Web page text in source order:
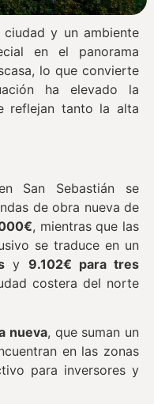
y un ambiente
en el panorama
lo que convierte
ha elevado la
reflejan tanto la alta
San Sebastián se
de obra nueva de
, mientras que las
se traduce en un
y 9.102€ para tres
costera del norte
nueva, que suman un
en las zonas
para inversores y